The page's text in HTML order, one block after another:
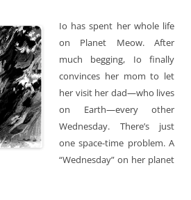
Io has spent her whole life
on Planet Meow. After
much begging, Io finally
convinces her mom to let
her visit her dad—who lives
on Earth—every other
Wednesday. There’s just
one space-time problem. A
“Wednesday” on her planet